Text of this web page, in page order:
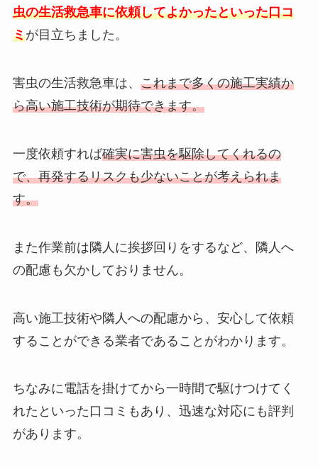
虫の生活救急車に依頼してよかったといった口コ
ミが目立ちました。
害虫の生活救急車は、 これまで多くの施工実績か
ら高い施工技術が期待できます。
一度依頼すれば確実に害虫を駆除してくれるの
で、再発するリスクも少ないことが考えられま
す。
また作業前は隣人に挨拶回りをするなど、隣人へ
の配慮も欠かしておりません。
高い施工技術や隣人への配慮から、安心して依頼
することができる業者であることがわかります。
ちなみに電話を掛けてから一時間で駆けつけてく
れたといった口コミもあり、迅速な対応にも評判
があります。